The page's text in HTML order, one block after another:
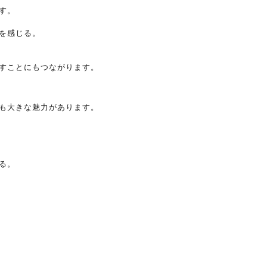
。
感じる。
ことにもつながります。
大きな魅力があります。
。